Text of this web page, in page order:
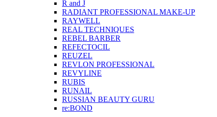
R and J
RADIANT PROFESSIONAL MAKE-UP
RAYWELL
REAL TECHNIQUES
REBEL BARBER
REFECTOCIL
REUZEL
REVLON PROFESSIONAL
REVYLINE
RUBIS
RUNAIL
RUSSIAN BEAUTY GURU
re:BOND